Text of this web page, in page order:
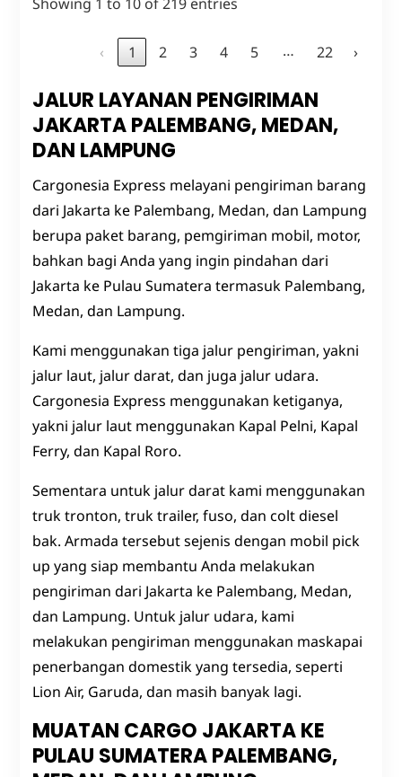
‹ 1 2 3 4 5 … 22 ›
JALUR LAYANAN PENGIRIMAN
JAKARTA PALEMBANG, MEDAN,
DAN LAMPUNG
Cargonesia Express melayani pengiriman barang
dari Jakarta ke Palembang, Medan, dan Lampung
berupa paket barang, pemgiriman mobil, motor,
bahkan bagi Anda yang ingin pindahan dari
Jakarta ke Pulau Sumatera termasuk Palembang,
Medan, dan Lampung.
Kami menggunakan tiga jalur pengiriman, yakni
jalur laut, jalur darat, dan juga jalur udara.
Cargonesia Express menggunakan ketiganya,
yakni jalur laut menggunakan Kapal Pelni, Kapal
Ferry, dan Kapal Roro.
Sementara untuk jalur darat kami menggunakan
truk tronton, truk trailer, fuso, dan colt diesel
bak. Armada tersebut sejenis dengan mobil pick
up yang siap membantu Anda melakukan
pengiriman dari Jakarta ke Palembang, Medan,
dan Lampung. Untuk jalur udara, kami
melakukan pengiriman menggunakan maskapai
penerbangan domestik yang tersedia, seperti
Lion Air, Garuda, dan masih banyak lagi.
MUATAN CARGO JAKARTA KE
PULAU SUMATERA PALEMBANG,